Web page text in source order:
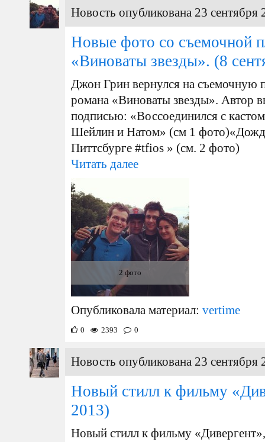
Новость опубликована 23 сентября
Новые фото со съемочной
«Виноваты звезды». (8
Джон Грин вернулся на съемочную
романа «Виноваты звезды». Автор
подписью: «Воссоединился с
Шейлин и Натом» (см 1
Питтсбурге #tfios » (см. 2 фото)
Читать далее
2 фото
Опубликовала материал: vertime
0 2393 0
Новость опубликована 23 сентября
Новый стилл к фильму
2013)
Новый стилл к фильму